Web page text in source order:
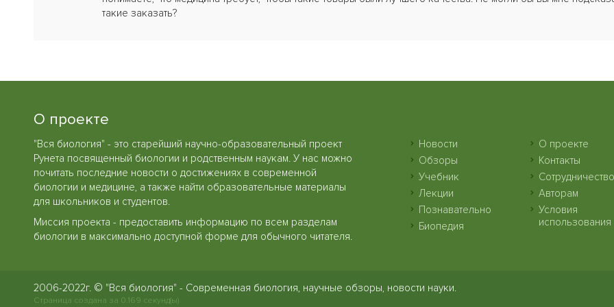
такие заказать?
О проекте
"Вся биология" - это старейший научно-образовательный проект
Рунета посвященный биологии и родственным наукам. У нас можно
почитать последние новости о достижениях в современной
биологии и медицине, а также найти образовательные материалы
для школьников и студентов.
Миссия проекта - предоставить информацию по всем разделам
биологии в максимально доступной форме для обычного читателя.
Новости
Обзоры
Учебник
Лекции
Познавательно
Биопедия
О проекте
Контакты
Сотрудничество
Авторам
Условия
использования
2006-2022г. © "Вся биология" - Современная биология, научные обзоры, новости науки.
Страница создана за 0.169 секунд(ы)